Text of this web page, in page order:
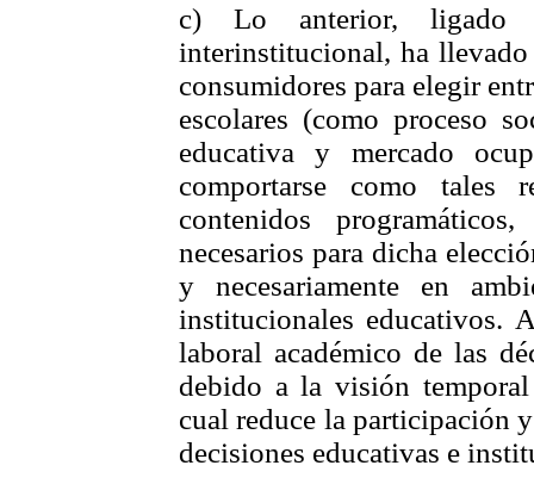
c) Lo anterior, ligado
interinstitucional, ha
consumidores para elegir
escolares (como proceso
educativa y mercado
comportarse como tales
contenidos
necesarios para dicha
y necesariamente en
institucionales educativos.
laboral académico de las
debido a la visión
cual reduce la participación
decisiones educativas e